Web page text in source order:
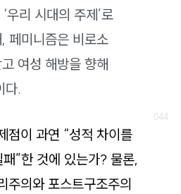
‘우리 시대의 주제’로
페미니즘은 비로소
여성 해방을 향해
다.
점이 과연 “성적 차이를
패”한 것에 있는가? 물론,
주의와 포스트구조주의